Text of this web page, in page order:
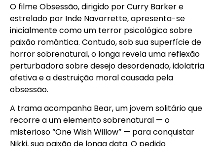
O filmeObsessão, dirigido porCurry Barkere
estrelado por Inde Navarrette, apresenta-se
inicialmente como um terror psicológico sobre
paixão romântica. Contudo, sob sua superfície de
horror sobrenatural, o longa revela uma reflexão
perturbadora sobre desejo desordenado, idolatria
afetiva e a destruição moral causada pela
obsessão.
A trama acompanha Bear, um jovem solitário que
recorre a um elemento sobrenatural — o
misterioso “One Wish Willow” — para conquistar